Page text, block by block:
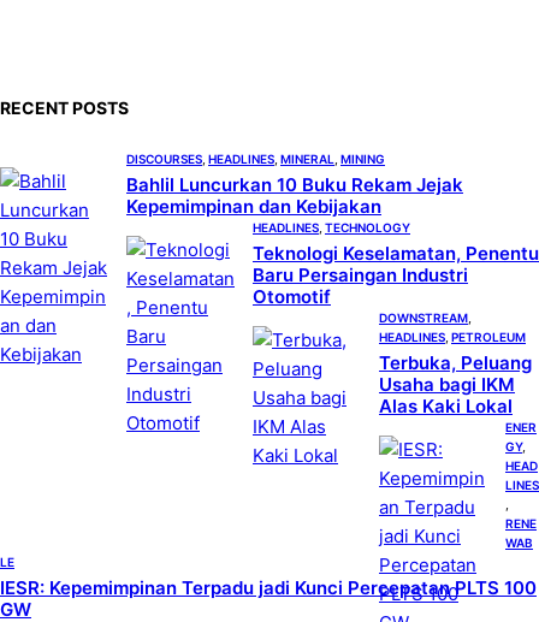
RECENT POSTS
DISCOURSES HEADLINES MINERAL MINING
Bahlil Luncurkan 10 Buku Rekam Jejak
Kepemimpinan dan Kebijakan
HEADLINES TECHNOLOGY
Teknologi Keselamatan, Penentu
Baru Persaingan Industri
Otomotif
DOWNSTREAM
HEADLINES PETROLEUM
Terbuka, Peluang
Usaha bagi IKM
Alas Kaki Lokal
ENER
GY
HEAD
LINES
RENE
WAB
LE
IESR: Kepemimpinan Terpadu jadi Kunci Percepatan PLTS 100
GW